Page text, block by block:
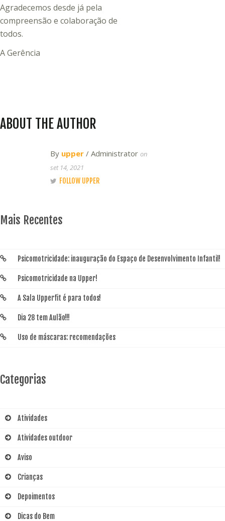
Agradecemos desde já pela
compreensão e colaboração de
todos.
A Gerência
ABOUT THE AUTHOR
By upper / Administrator on
set 14, 2021
FOLLOW UPPER
Mais Recentes
Psicomotricidade: inauguração do Espaço de Desenvolvimento Infantil!
Psicomotricidade na Upper!
A Sala Upperfit é para todos!
Dia 28 tem Aulão!!!
Uso de máscaras: recomendações
Categorias
Atividades
Atividades outdoor
Aviso
Crianças
Depoimentos
Dicas do Bem